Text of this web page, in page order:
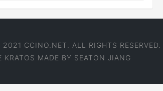
CCINO.NET. ALL RIGHTS RESERVED.
KRATOS MADE BY SEATON JIANG